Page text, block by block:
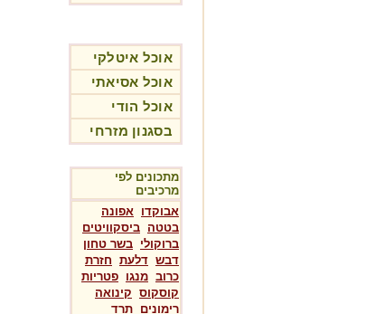
אוכל איטלקי
אוכל אסיאתי
אוכל הודי
בסגנון מזרחי
מתכונים לפי
מרכיבים
אבוקדו אפונה
בטטה ביסקוויטים
ברוקולי בשר טחון
דבש דלעת חזרת
כרוב מנגו פטריות
קוסקוס קינואה
רימונים תרד